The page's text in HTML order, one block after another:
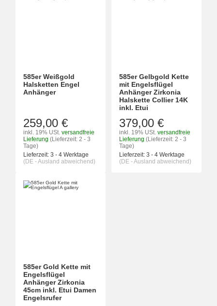
585er Weißgold
Halsketten Engel
Anhänger
259,00 €
inkl. 19% USt. versandfreie
Lieferung (Lieferzeit: 2 - 3
Tage)
Lieferzeit: 3 - 4 Werktage
(DE - Ausland abweichend)
585er Gelbgold Kette
mit Engelsflügel
Anhänger Zirkonia
Halskette Collier 14K
inkl. Etui
379,00 €
inkl. 19% USt. versandfreie
Lieferung (Lieferzeit: 2 - 3
Tage)
Lieferzeit: 3 - 4 Werktage
(DE - Ausland abweichend)
585er Gold Kette mit
Engelsflügel
Anhänger Zirkonia
45cm inkl. Etui Damen
Engelsrufer